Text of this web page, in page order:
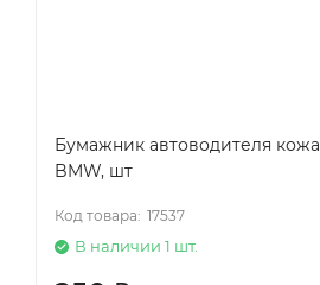
Бумажник автоводителя кожа
BMW, шт
Код товара: 17537
В наличии 1 шт.